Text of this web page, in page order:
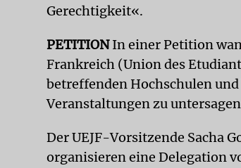
Gerechtigkeit«.
PETITIONIn einer Petition
Frankreich (Union des
betreffenden Hochschulen
Veranstaltungen zu
Der UEJF-Vorsitzende Sacha
organisieren eine Delegation